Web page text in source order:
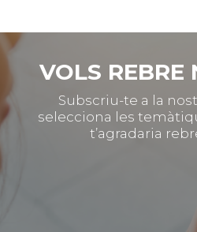
VOLS REBRE
Subscriu-te a la
selecciona les
t’agradaria